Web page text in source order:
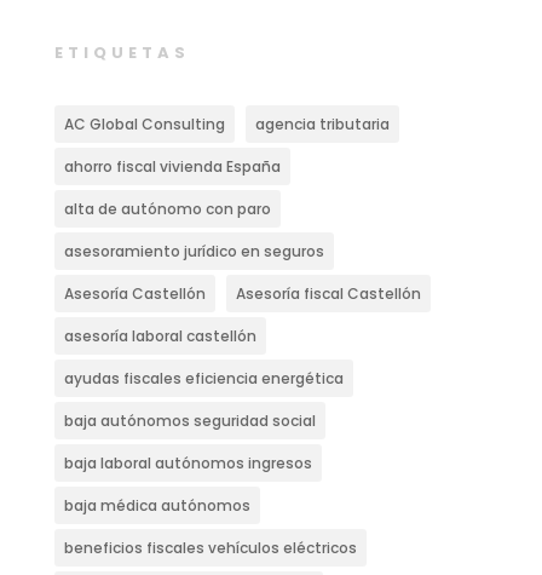
ETIQUETAS
AC Global Consulting agencia tributaria
ahorro fiscal vivienda España
alta de autónomo con paro
asesoramiento jurídico en seguros
Asesoría Castellón Asesoría fiscal Castellón
asesoría laboral castellón
ayudas fiscales eficiencia energética
baja autónomos seguridad social
baja laboral autónomos ingresos
baja médica autónomos
beneficios fiscales vehículos eléctricos